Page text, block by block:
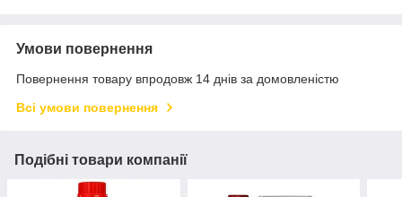
Умови повернення
Повернення товару впродовж 14 днів за домовленістю
Всі умови повернення
Подібні товари компанії